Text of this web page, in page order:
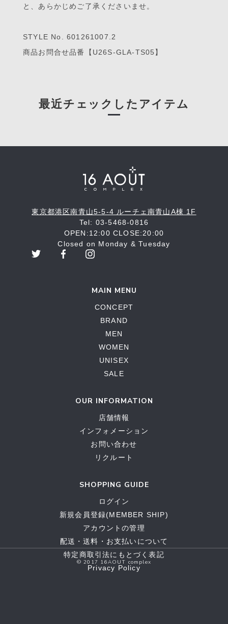
と、あらかじめご了承くださいませ。
STYLE No. 601261007.2
商品お問合せ品番【U26S-GLA-TS05】
最近チェックしたアイテム
東京都港区南青山5-5-4 ルーチェ南青山A棟 1F
Tel: 03-5468-0816
OPEN:12:00 CLOSE:20:00
Closed on Monday & Tuesday
MAIN MENU
CONCEPT
BRAND
MEN
WOMEN
UNISEX
SALE
OUR INFORMATION
店舗情報
インフォメーション
お問い合わせ
リクルート
SHOPPING GUIDE
ログイン
新規会員登録(MEMBER SHIP)
アカウントの管理
配送・送料・お支払いについて
特定商取引法にもとづく表記
Privacy Policy
© 2017 16AOUT complex